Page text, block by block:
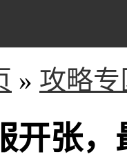
» 攻略专
开张